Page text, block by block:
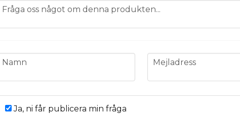
question
Fråga oss något om denna produkten...
name
Namn email
Mejladress
Ja, ni får publicera min fråga